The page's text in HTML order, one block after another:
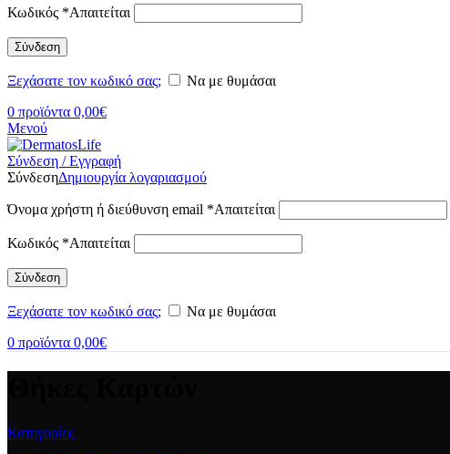
Κωδικός *Απαιτείται
Σύνδεση
Ξεχάσατε τον κωδικό σας;
Να με θυμάσαι
0 προϊόντα 0,00€
Μενού
Σύνδεση / Εγγραφή
ΣύνδεσηΔημιουργία λογαριασμού
Όνομα χρήστη ή διεύθυνση email *Απαιτείται
Κωδικός *Απαιτείται
Σύνδεση
Ξεχάσατε τον κωδικό σας;
Να με θυμάσαι
0 προϊόντα 0,00€
Κατηγορίες